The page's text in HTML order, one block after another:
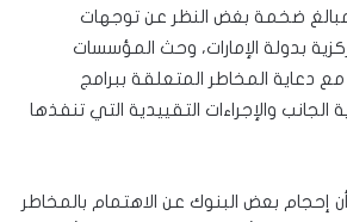
ضخمة بغض النظر عن توجهات
بدولة الإمارات، وحث المؤسسات
دعاية المخاطر المتعلقة ببرامج
الجانب والإجراءات التقييدية التي تنفذها
بعض البنوك عن الاهتمام بالمخاطر